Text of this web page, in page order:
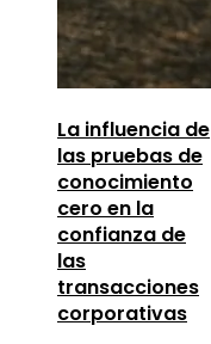
La influencia de
las pruebas de
conocimiento
cero en la
confianza de
las
transacciones
corporativas